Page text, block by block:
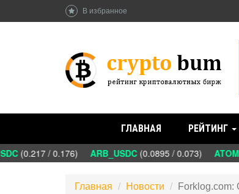
В избранное
ГЛАВНАЯ РЕЙТИНГ
(0.217 / 0.176) ARB_USDC(0.0895 / 0.073)
Главная Новости